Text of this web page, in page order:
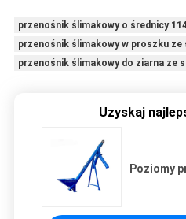
przenośnik ślimakowy o średnicy
przenośnik ślimakowy w proszku ze
przenośnik ślimakowy do ziarna ze
Uzyskaj
Poziomy